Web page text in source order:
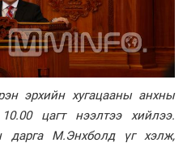
эрхийн хугацааны анхны
цагт нээлтээ хийлээ.
дарга М.Энхболд үг хэлж,